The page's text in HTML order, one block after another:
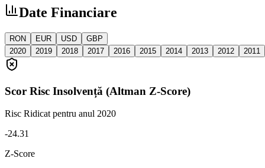
Date Financiare
RON EUR USD
GBP
2020
2019 2018 2017 2016 2015 2014 2013 2012 2011
Scor Risc Insolvență (Altman Z-Score)
Risc Ridicat pentru anul 2020
-24.31
Z-Score